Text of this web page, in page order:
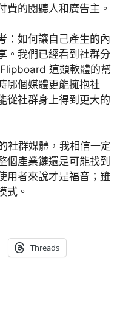
費的閱聽人和廣告主。
：如何讓自己產生的內
。我們已經看到社群分
這類軟體的幫
哪個媒體更能擁抱社
從社群身上得到更大的
社群媒體，我相信一定
個產業鏈還是可能找到
用者來說才是福音；雖
式。
Threads